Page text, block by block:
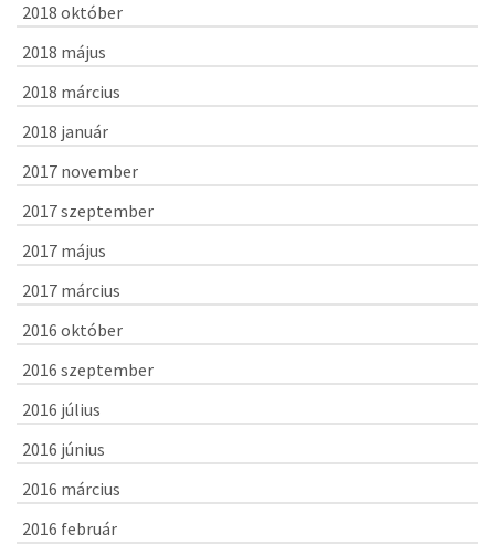
2018 október
2018 május
2018 március
2018 január
2017 november
2017 szeptember
2017 május
2017 március
2016 október
2016 szeptember
2016 július
2016 június
2016 március
2016 február